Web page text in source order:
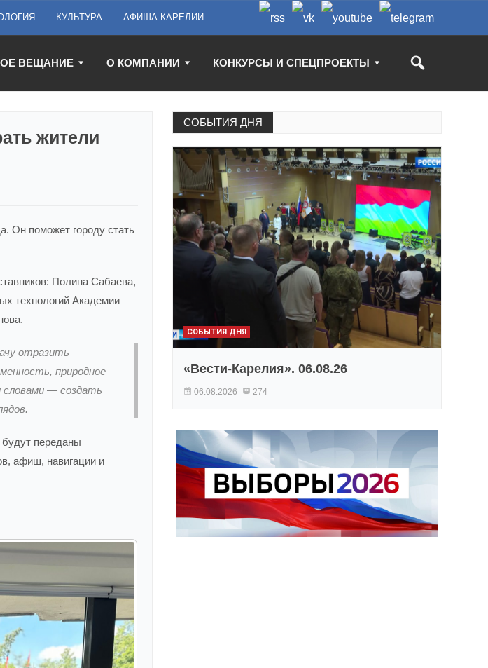
КУЛЬТУРА АФИША КАРЕЛИИ
ВЕЩАНИЕ О КОМПАНИИ КОНКУРСЫ И СПЕЦПРОЕКТЫ
жители
Он поможет городу стать
Полина Сабаева,
технологий Академии
отразить
природное
— создать
будут переданы
афиш, навигации и
СОБЫТИЯ ДНЯ
СОБЫТИЯ ДНЯ
«Вести-Карелия». 06.08.26
06.08.2026 274